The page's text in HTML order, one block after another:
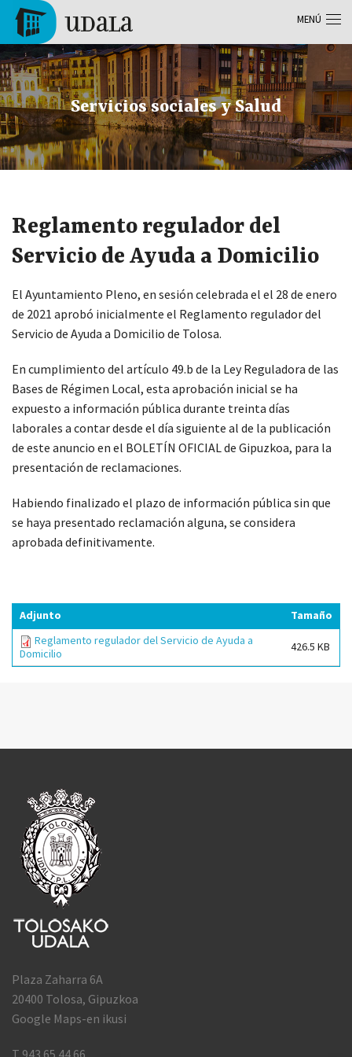
Pasar al contenido principal
Tolosa
Servicios sociales y Salud
Reglamento regulador del
Servicio de Ayuda a Domicilio
El Ayuntamiento Pleno, en sesión celebrada el el 28 de enero
de 2021 aprobó inicialmente el Reglamento regulador del
Servicio de Ayuda a Domicilio de Tolosa.
En cumplimiento del artículo 49.b de la Ley Reguladora de las
Bases de Régimen Local, esta aprobación inicial se ha
expuesto a información pública durante treinta días
laborales a contar desde el día siguiente al de la publicación
de este anuncio en el BOLETÍN OFICIAL de Gipuzkoa, para la
presentación de reclamaciones.
Habiendo finalizado el plazo de información pública sin que
se haya presentado reclamación alguna, se considera
aprobada definitivamente.
Adjunto
Tamaño
Reglamento regulador del Servicio de Ayuda a
Domicilio
426.5 KB
Plaza Zaharra 6A
20400 Tolosa, Gipuzkoa
Google Maps-en ikusi
MENÚ